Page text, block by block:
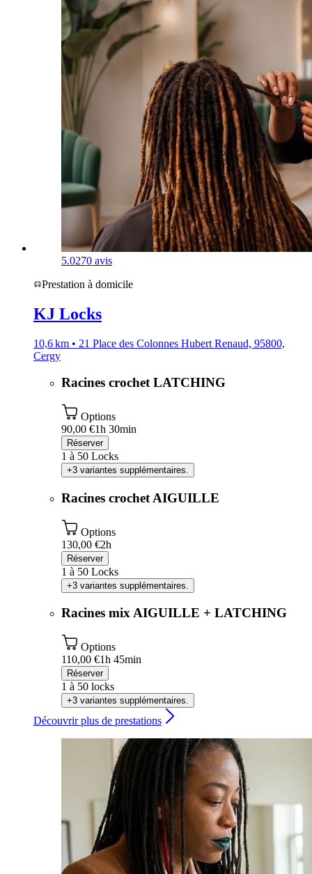
5.0270 avis
Prestation à domicile
KJ Locks
10,6 km • 21 Place des Colonnes Hubert Renaud, 95800,
Cergy
Racines crochet LATCHING
Options
90,00 €1h 30min
Réserver
1 à 50 Locks
+3 variantes supplémentaires.
Racines crochet AIGUILLE
Options
130,00 €2h
Réserver
1 à 50 Locks
+3 variantes supplémentaires.
Racines mix AIGUILLE + LATCHING
Options
110,00 €1h 45min
Réserver
1 à 50 locks
+3 variantes supplémentaires.
Découvrir plus de prestations